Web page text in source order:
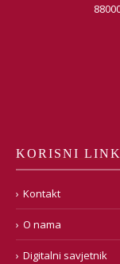
KORISNI
Kontakt
O nama
Digitalni savjetnik